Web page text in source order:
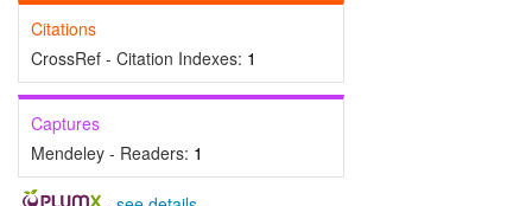
Citations
CrossRef - Citation Indexes: 1
Captures
Mendeley - Readers: 1